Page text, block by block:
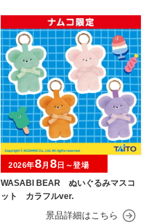
WASABI BEAR ぬいぐるみマスコ
ット カラフルver.
2026年8月 8日～登場